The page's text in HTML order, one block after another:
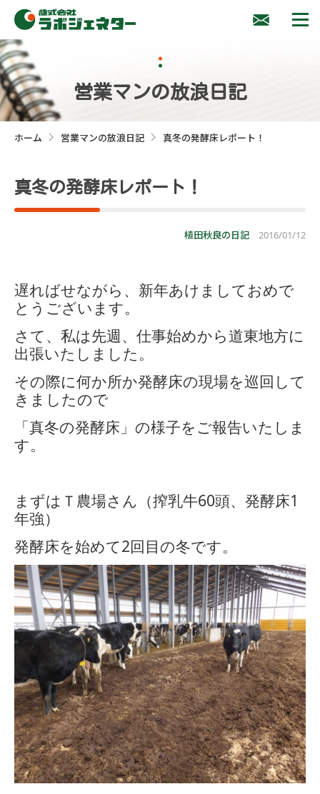
営業マンの放浪日記
ホーム >営業マンの放浪日記 >真冬の発酵床レポート！
真冬の発酵床レポート！
植田秋良の日記 2016/01/12
遅ればせながら、新年あけましておめで
とうございます。
さて、私は先週、仕事始めから道東地方に
出張いたしました。
その際に何か所か発酵床の現場を巡回して
きましたので
「真冬の発酵床」の様子をご報告いたしま
す。
まずはＴ農場さん（搾乳牛60頭、発酵床1
年強）
発酵床を始めて2回目の冬です。